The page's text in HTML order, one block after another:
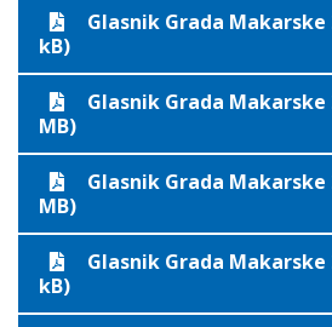
Glasnik Grada Makarske
kB)
Glasnik Grada Makarske
MB)
Glasnik Grada Makarske
MB)
Glasnik Grada Makarske
kB)